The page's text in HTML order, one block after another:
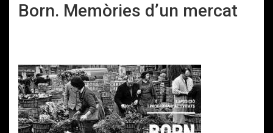
Born. Memòries d’un mercat